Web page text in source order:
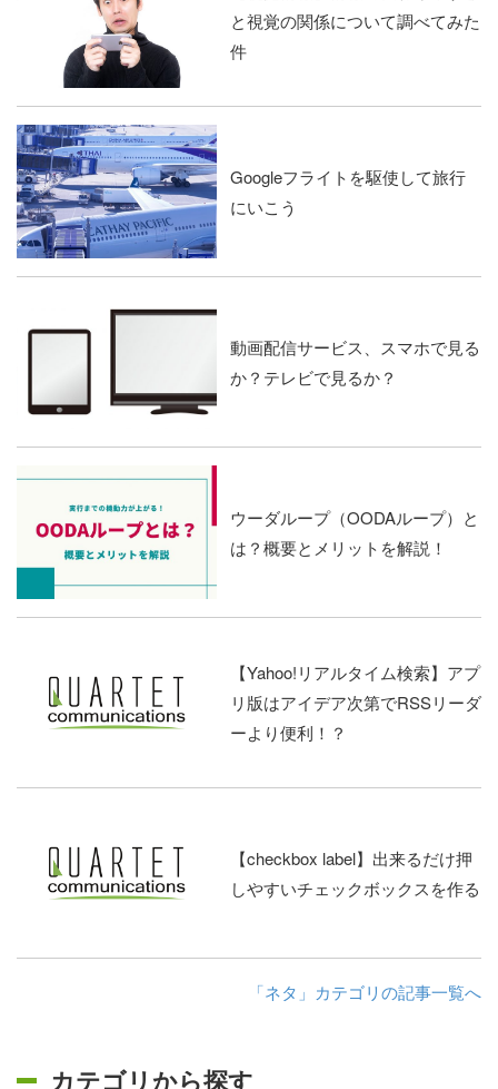
と視覚の関係について調べてみた
件
Googleフライトを駆使して旅行
にいこう
動画配信サービス、スマホで見る
か？テレビで見るか？
ウーダループ（OODAループ）と
は？概要とメリットを解説！
【Yahoo!リアルタイム検索】アプ
リ版はアイデア次第でRSSリーダ
ーより便利！？
【checkbox label】出来るだけ押
しやすいチェックボックスを作る
「ネタ」カテゴリの記事一覧へ
カテゴリから探す